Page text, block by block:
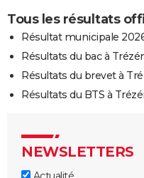
Tous les résultats
Résultat municipale
Résultats du bac à
Résultats du brevet à
Résultats du BTS à
NEWSLETTERS